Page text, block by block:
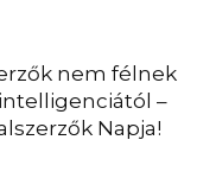
nem félnek
–
Napja!